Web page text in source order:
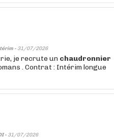
- 31/07/2026
je recrute un chaudronnier
. Contrat : Intérim longue
- 31/07/2026